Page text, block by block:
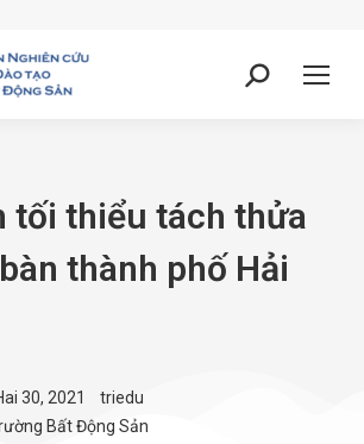
tối thiểu tách thửa
thành phố Hải
30, 2021
triedu
Bất Động Sản